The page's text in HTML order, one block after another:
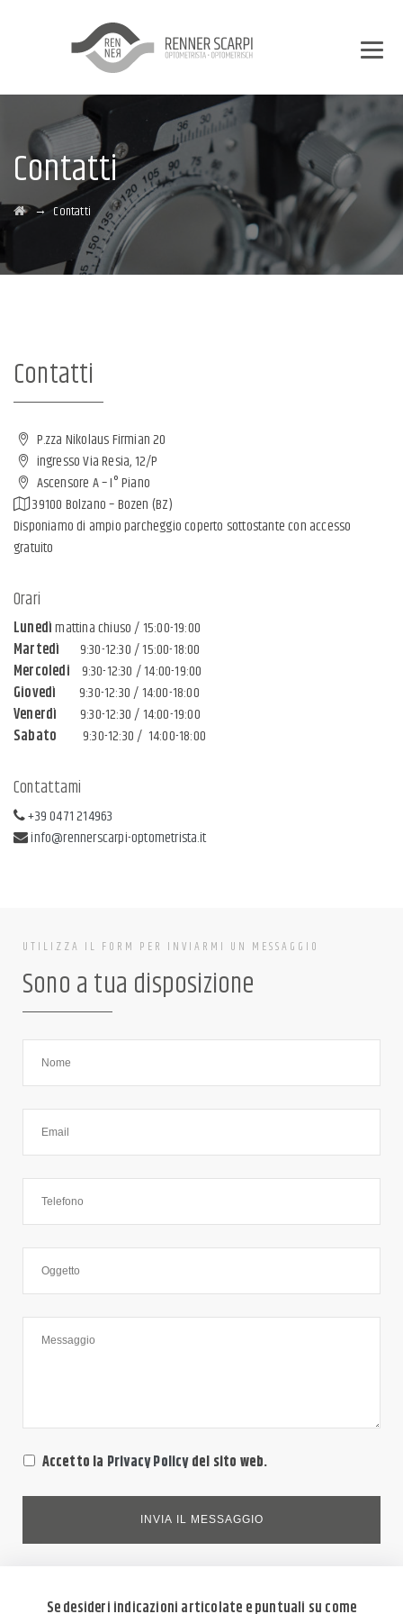
Contatti
→ Contatti
Contatti
P.zza Nikolaus Firmian 20
ingresso Via Resia, 12/P
Ascensore A – I° Piano
39100 Bolzano – Bozen (BZ)
Disponiamo di ampio parcheggio coperto sottostante con accesso
gratuito
Orari
Lunedìmattina chiuso / 15:00-19:00
Martedì 9:30-12:30 / 15:00-18:00
Mercoledi 9:30-12:30 / 14:00-19:00
Giovedì 9:30-12:30 / 14:00-18:00
Venerdì 9:30-12:30 / 14:00-19:00
Sabato 9:30-12:30 / 14:00-18:00
Contattami
+39 0471 214963
info@rennerscarpi-optometrista.it
UTILIZZA IL FORM PER INVIARMI UN MESSAGGIO
Sono a tua disposizione
Accetto la Privacy Policydel sito web.
Se desideri indicazioni articolate e puntuali su come